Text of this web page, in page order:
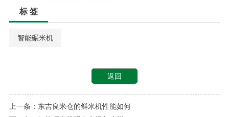
标 签
智能碾米机
返回
上一条：东吉良米仓的鲜米机性能如何